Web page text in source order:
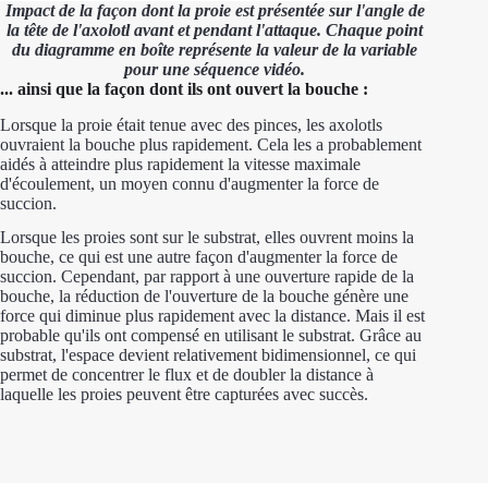
Impact de la façon dont la proie est présentée sur l'angle de
la tête de l'axolotl avant et pendant l'attaque. Chaque point
du diagramme en boîte représente la valeur de la variable
pour une séquence vidéo.
... ainsi que la façon dont ils ont ouvert la bouche :
Lorsque la proie était tenue avec des pinces, les axolotls
ouvraient la bouche plus rapidement. Cela les a probablement
aidés à atteindre plus rapidement la vitesse maximale
d'écoulement, un moyen connu d'augmenter la force de
succion.
Lorsque les proies sont sur le substrat, elles ouvrent moins la
bouche, ce qui est une autre façon d'augmenter la force de
succion. Cependant, par rapport à une ouverture rapide de la
bouche, la réduction de l'ouverture de la bouche génère une
force qui diminue plus rapidement avec la distance. Mais il est
probable qu'ils ont compensé en utilisant le substrat. Grâce au
substrat, l'espace devient relativement bidimensionnel, ce qui
permet de concentrer le flux et de doubler la distance à
laquelle les proies peuvent être capturées avec succès.